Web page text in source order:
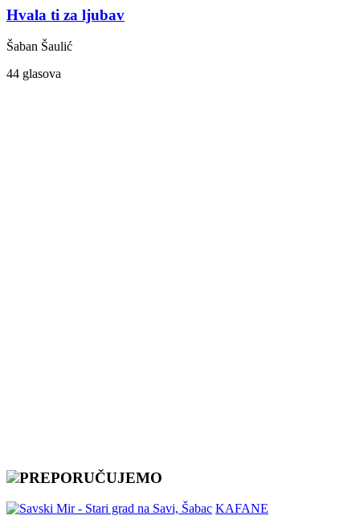
Hvala ti za ljubav
Šaban Šaulić
44 glasova
PREPORUČUJEMO
KAFANE